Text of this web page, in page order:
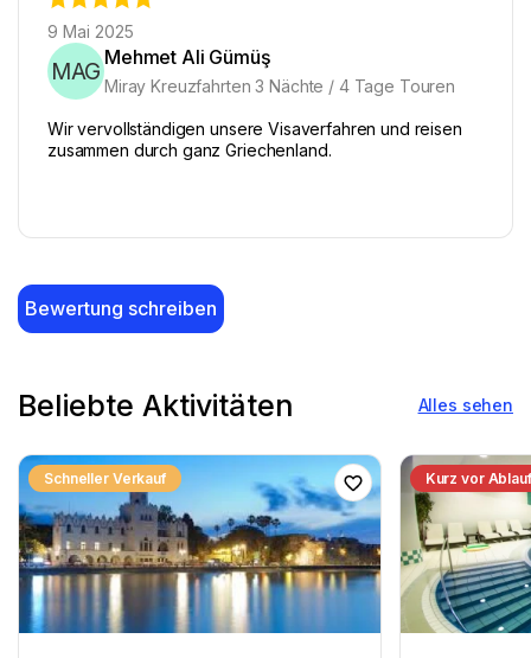
9 Mai 2025
MAG
Mehmet Ali Gümüş
Miray Kreuzfahrten 3 Nächte / 4 Tage Touren
Wir vervollständigen unsere Visaverfahren und reisen
zusammen durch ganz Griechenland.
Bewertung schreiben
Beliebte Aktivitäten Alles sehen
Schneller Verkauf Kurz vor Ablauf